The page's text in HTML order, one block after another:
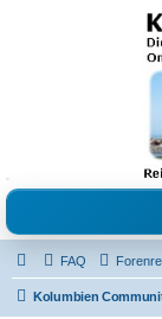
grosse
Freunde
Reisen, Auswandern,
Austausch, Erfahrungen
FAQ
Kolumbien